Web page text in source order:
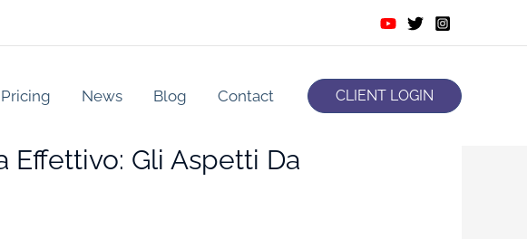
Pricing News Blog Contact CLIENT LOGIN
Effettivo: Gli Aspetti Da